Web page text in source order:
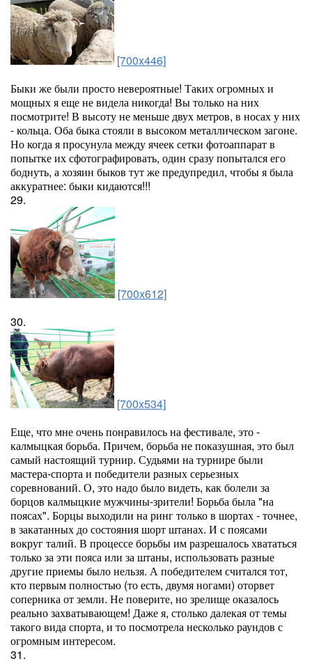
[700x446]
Быки же были просто невероятные! Таких огромных и
мощных я еще не видела никогда! Вы только на них
посмотрите! В высоту не меньше двух метров, в носах у них
- кольца. Оба быка стояли в высоком металлическом загоне.
Но когда я просунула между ячеек сетки фотоаппарат в
попытке их сфотографировать, один сразу попытался его
боднуть, а хозяин быков тут же предупредил, чтобы я была
аккуратнее: быки кидаются!!!
29.
[700x612]
30.
[700x534]
Еще, что мне очень понравилось на фестивале, это -
калмыцкая борьба. Причем, борьба не показушная, это был
самый настоящий турнир. Судьями на турнире были
мастера-спорта и победители разных серьезных
соревнований. О, это надо было видеть, как болели за
борцов калмыцкие мужчины-зрители! Борьба была "на
поясах". Борцы выходили на ринг только в шортах - точнее,
в закатанных до состояния шорт штанах. И с поясами
вокруг талий. В процессе борьбы им разрешалось хвататься
только за эти пояса или за штаны, использовать разные
другие приемы было нельзя. А победителем считался тот,
кто первым полностью (то есть, двумя ногами) оторвет
соперника от земли. Не поверите, но зрелище оказалось
реально захватывающем! Даже я, столько далекая от темы
такого вида спорта, и то посмотрела несколько раундов с
огромным интересом.
31.